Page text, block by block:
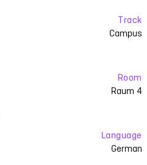
Track
Campus
Room
Raum 4
Language
German